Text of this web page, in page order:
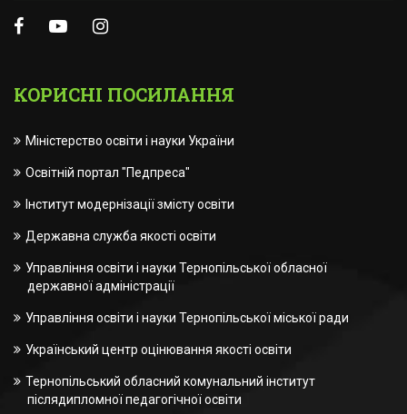
КОРИСНІ ПОСИЛАННЯ
Міністерство освіти і науки України
Освітній портал "Педпреса"
Інститут модернізації змісту освіти
Державна служба якості освіти
Управління освіти і науки Тернопільської обласної
державної адміністрації
Управління освіти і науки Тернопільської міської ради
Український центр оцінювання якості освіти
Тернопільський обласний комунальний інститут
післядипломної педагогічної освіти